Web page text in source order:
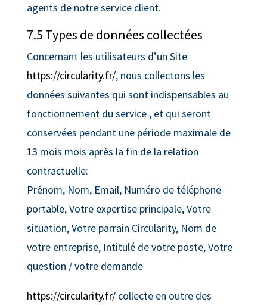
agents de notre service client.
7.5 Types de données collectées
Concernant les utilisateurs d’un Site
https://circularity.fr/, nous collectons les
données suivantes qui sont indispensables au
fonctionnement du service , et qui seront
conservées pendant une période maximale de
13 mois mois après la fin de la relation
contractuelle:
Prénom, Nom, Email, Numéro de téléphone
portable, Votre expertise principale, Votre
situation, Votre parrain Circularity, Nom de
votre entreprise, Intitulé de votre poste, Votre
question / votre demande
https://circularity.fr/collecte en outre des